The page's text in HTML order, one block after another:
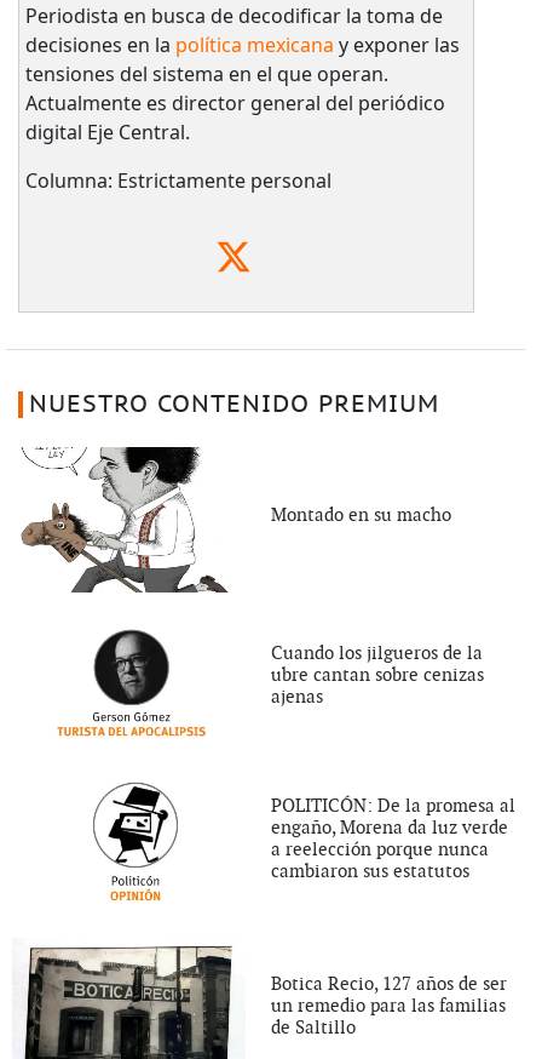
Periodista en busca de decodificar la toma de
decisiones en la política mexicana y exponer las
tensiones del sistema en el que operan.
Actualmente es director general del periódico
digital Eje Central.
Columna: Estrictamente personal
NUESTRO CONTENIDO PREMIUM
Montado en su macho
Cuando los jilgueros de la
ubre cantan sobre cenizas
ajenas
POLITICÓN: De la promesa al
engaño, Morena da luz verde
a reelección porque nunca
cambiaron sus estatutos
Botica Recio, 127 años de ser
un remedio para las familias
de Saltillo